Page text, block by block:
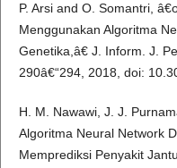
P. Arsi and O. Somantri,
Menggunakan Algoritma
Genetika,â€ J. Inform. J.
290â€“294, 2018, doi:
H. M. Nawawi, J. J.
Algoritma Neural Network
Memprediksi Penyakit